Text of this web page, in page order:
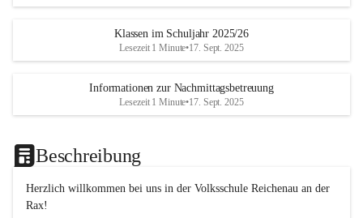
Klassen im Schuljahr 2025/26
Lesezeit 1 Minute•17. Sept. 2025
Informationen zur Nachmittagsbetreuung
Lesezeit 1 Minute•17. Sept. 2025
Beschreibung
Herzlich willkommen bei uns in der Volksschule Reichenau an der
Rax!